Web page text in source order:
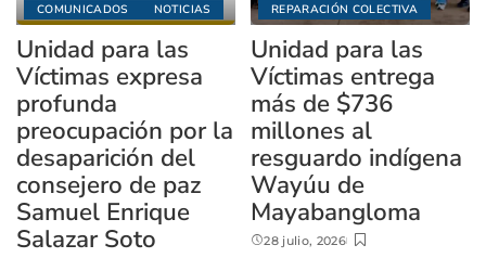
COMUNICADOS NOTICIAS
Unidad para las
Víctimas expresa
profunda
preocupación por la
desaparición del
consejero de paz
Samuel Enrique
Salazar Soto
REPARACIÓN COLECTIVA
Unidad para las
Víctimas entrega
más de $736
millones al
resguardo indígena
Wayúu de
Mayabangloma
28 julio, 2026